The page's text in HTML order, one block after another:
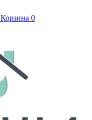
Корзина 0